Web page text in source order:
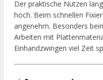
Der praktische Nutzen
hoch. Beim schnellen
angenehm. Besonders
Arbeiten mit
Einhandzwingen viel Zeit